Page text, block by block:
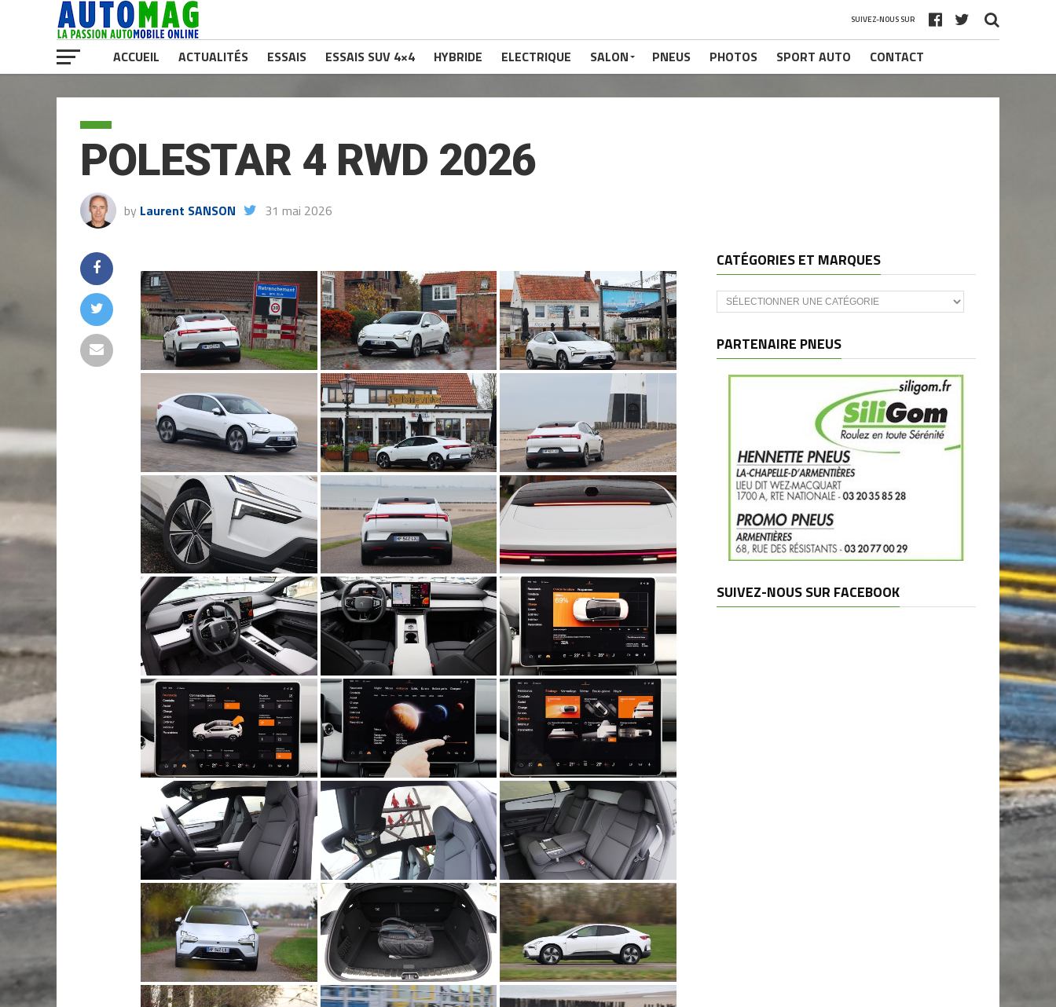
SUIVEZ-NOUS SUR
ACCUEIL ACTUALITÉS ESSAIS ESSAIS SUV 4×4 HYBRIDE ELECTRIQUE SALON PNEUS PHOTOS SPORT AUTO CONTACT
POLESTAR 4 RWD 2026
by Laurent SANSON 31 mai 2026
CATÉGORIES ET MARQUES
Catégories
et
PARTENAIRE PNEUS
SUIVEZ-NOUS SUR FACEBOOK